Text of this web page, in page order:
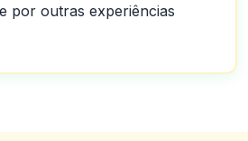
por outras experiências